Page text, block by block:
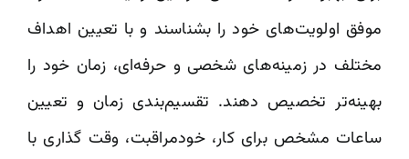
موفق اولویت‌های خود را بشناسند و با تعیین اهداف
مختلف در زمینه‌های شخصی و حرفه‌ای، زمان خود را
بهینه‌تر تخصیص دهند. تقسیم‌بندی زمان و تعیین
ساعات مشخص برای کار، خودمراقبت، وقت گذاری با